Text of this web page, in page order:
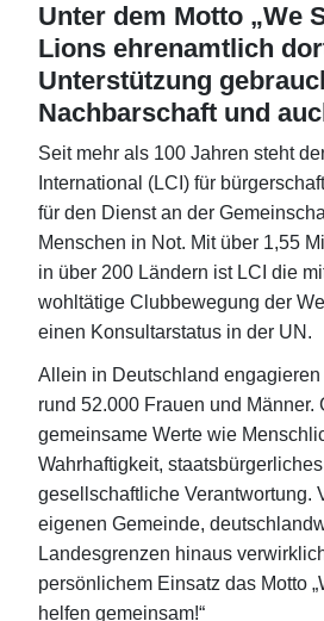
Unter dem Motto „We
Lions ehrenamtlich
Unterstützung
Nachbarschaft und
Seit mehr als 100 Jahren steht
International (LCI) für
für den Dienst an der
Menschen in Not. Mit über 1,55
in über 200 Ländern ist LCI die
wohltätige Clubbewegung der
einen Konsultarstatus in der UN.
Allein in Deutschland
rund 52.000 Frauen und Männer.
gemeinsame Werte wie
Wahrhaftigkeit,
gesellschaftliche Verantwortung.
eigenen Gemeinde,
Landesgrenzen hinaus
persönlichem Einsatz das Motto
helfen gemeinsam!“